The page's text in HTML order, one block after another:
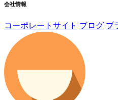
会社情報
コーポレートサイト ブログ プ